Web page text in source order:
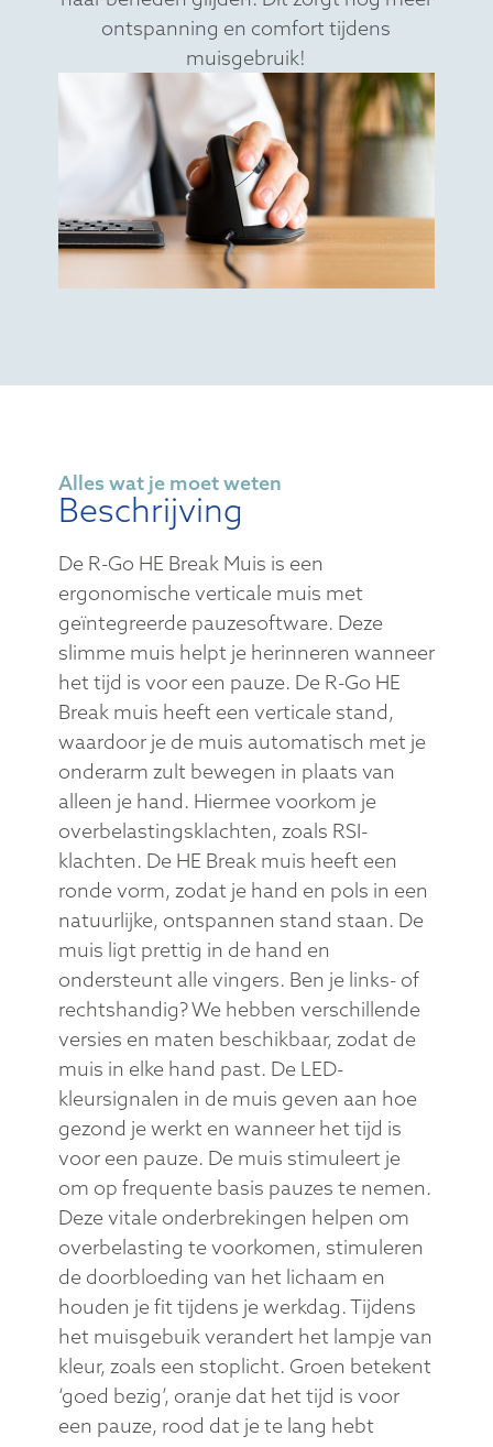
ontspanning en comfort tijdens
muisgebruik!
Alles wat je moet weten
Beschrijving
De R-Go HE Break Muis is een
ergonomische verticale muis met
geïntegreerde pauzesoftware. Deze
slimme muis helpt je herinneren wanneer
het tijd is voor een pauze. De R-Go HE
Break muis heeft een verticale stand,
waardoor je de muis automatisch met je
onderarm zult bewegen in plaats van
alleen je hand. Hiermee voorkom je
overbelastingsklachten, zoals RSI-
klachten. De HE Break muis heeft een
ronde vorm, zodat je hand en pols in een
natuurlijke, ontspannen stand staan. De
muis ligt prettig in de hand en
ondersteunt alle vingers. Ben je links- of
rechtshandig? We hebben verschillende
versies en maten beschikbaar, zodat de
muis in elke hand past. De LED-
kleursignalen in de muis geven aan hoe
gezond je werkt en wanneer het tijd is
voor een pauze. De muis stimuleert je
om op frequente basis pauzes te nemen.
Deze vitale onderbrekingen helpen om
overbelasting te voorkomen, stimuleren
de doorbloeding van het lichaam en
houden je fit tijdens je werkdag. Tijdens
het muisgebuik verandert het lampje van
kleur, zoals een stoplicht. Groen betekent
‘goed bezig’, oranje dat het tijd is voor
een pauze, rood dat je te lang hebt